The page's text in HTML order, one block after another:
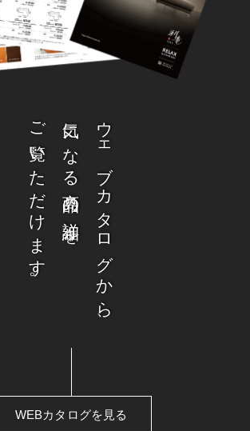
ウェブカタログから、
気になる商品の詳細を
ご覧いただけます。
WEBカタログを見る